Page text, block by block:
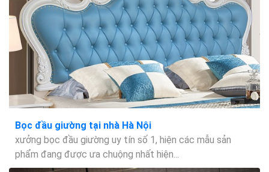
Bọc đầu giường tại nhà Hà Nội
xưởng bọc đầu giường uy tín số 1, hiện các mẫu sản
phẩm đang được ưa chuộng nhất hiện...